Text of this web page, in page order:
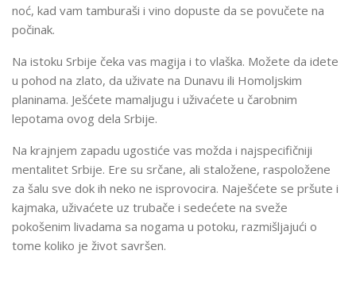
noć, kad vam tamburaši i vino dopuste da se povučete na
počinak.
Na istoku Srbije čeka vas magija i to vlaška. Možete da idete
u pohod na zlato, da uživate na Dunavu ili Homoljskim
planinama. Ješćete mamaljugu i uživaćete u čarobnim
lepotama ovog dela Srbije.
Na krajnjem zapadu ugostiće vas možda i najspecifičniji
mentalitet Srbije. Ere su srčane, ali staložene, raspoložene
za šalu sve dok ih neko ne isprovocira. Naješćete se pršute i
kajmaka, uživaćete uz trubače i sedećete na sveže
pokošenim livadama sa nogama u potoku, razmišljajući o
tome koliko je život savršen.